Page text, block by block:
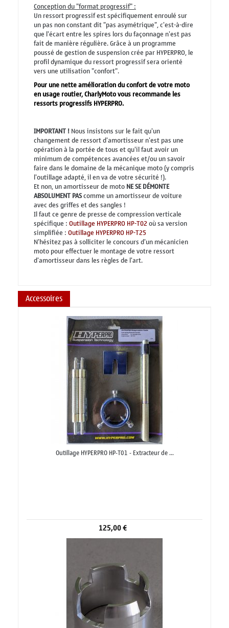
Conception du "format progressif" :
Un ressort progressif est spécifiquement enroulé sur
un pas non constant dit "pas asymétrique", c'est-à-dire
que l'écart entre les spires lors du façonnage n'est pas
fait de manière régulière. Grâce à un programme
poussé de gestion de suspension crée par HYPERPRO, le
profil dynamique du ressort progressif sera orienté
vers une utilisation "confort".
Pour une nette amélioration du confort de votre moto
en usage routier, CharlyMoto vous recommande les
ressorts progressifs HYPERPRO.
IMPORTANT !Nous insistons sur le fait qu'un
changement de ressort d'amortisseur n'est pas une
opération à la portée de tous et qu'il faut avoir un
minimum de compétences avancées et/ou un savoir
faire dans le domaine de la mécanique moto (y compris
l'outillage adapté, il en va de votre sécurité !).
Et non, un amortisseur de motoNE SE DÉMONTE
ABSOLUMENT PAScomme un amortisseur de voiture
avec des griffes et des sangles !
Il faut ce genre de presse de compression verticale
spécifique :Outillage HYPERPRO HP-T02où sa version
simplifiée :Outillage HYPERPRO HP-T25
N'hésitez pas à solliciter le concours d'un mécanicien
moto pour effectuer le montage de votre ressort
d'amortisseur dans les règles de l'art.
Accessoires
Outillage HYPERPRO HP-T01 - Extracteur de ...
125,00 €